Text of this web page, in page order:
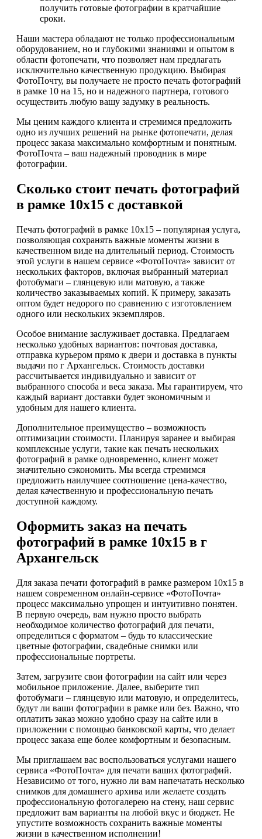
получить готовые фотографии в кратчайшие
сроки.
Наши мастера обладают не только профессиональным
оборудованием, но и глубокими знаниями и опытом в
области фотопечати, что позволяет нам предлагать
исключительно качественную продукцию. Выбирая
ФотоПочту, вы получаете не просто печать фотографий
в рамке 10 на 15, но и надежного партнера, готового
осуществить любую вашу задумку в реальность.
Мы ценим каждого клиента и стремимся предложить
одно из лучших решений на рынке фотопечати, делая
процесс заказа максимально комфортным и понятным.
ФотоПочта – ваш надежный проводник в мире
фотографии.
Сколько стоит печать фотографий
в рамке 10х15 с доставкой
Печать фотографий в рамке 10х15 – популярная услуга,
позволяющая сохранять важные моменты жизни в
качественном виде на длительный период. Стоимость
этой услуги в нашем сервисе «ФотоПочта» зависит от
нескольких факторов, включая выбранный материал
фотобумаги – глянцевую или матовую, а также
количество заказываемых копий. К примеру, заказать
оптом будет недорого по сравнению с изготовлением
одного или нескольких экземпляров.
Особое внимание заслуживает доставка. Предлагаем
несколько удобных вариантов: почтовая доставка,
отправка курьером прямо к двери и доставка в пункты
выдачи по г Архангельск. Стоимость доставки
рассчитывается индивидуально и зависит от
выбранного способа и веса заказа. Мы гарантируем, что
каждый вариант доставки будет экономичным и
удобным для нашего клиента.
Дополнительное преимущество – возможность
оптимизации стоимости. Планируя заранее и выбирая
комплексные услуги, такие как печать нескольких
фотографий в рамке одновременно, клиент может
значительно сэкономить. Мы всегда стремимся
предложить наилучшее соотношение цена-качество,
делая качественную и профессиональную печать
доступной каждому.
Оформить заказ на печать
фотографий в рамке 10х15 в г
Архангельск
Для заказа печати фотографий в рамке размером 10х15 в
нашем современном онлайн-сервисе «ФотоПочта»
процесс максимально упрощен и интуитивно понятен.
В первую очередь, вам нужно просто выбрать
необходимое количество фотографий для печати,
определиться с форматом – будь то классические
цветные фотографии, свадебные снимки или
профессиональные портреты.
Затем, загрузите свои фотографии на сайт или через
мобильное приложение. Далее, выберите тип
фотобумаги – глянцевую или матовую, и определитесь,
будут ли ваши фотографии в рамке или без. Важно, что
оплатить заказ можно удобно сразу на сайте или в
приложении с помощью банковской карты, что делает
процесс заказа еще более комфортным и безопасным.
Мы приглашаем вас воспользоваться услугами нашего
сервиса «ФотоПочта» для печати ваших фотографий.
Независимо от того, нужно ли вам напечатать несколько
снимков для домашнего архива или желаете создать
профессиональную фотогалерею на стену, наш сервис
предложит вам варианты на любой вкус и бюджет. Не
упустите возможность сохранить важные моменты
жизни в качественном исполнении!